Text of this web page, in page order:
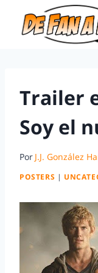
Trailer
Soy el
Por J.J. González
POSTERS |